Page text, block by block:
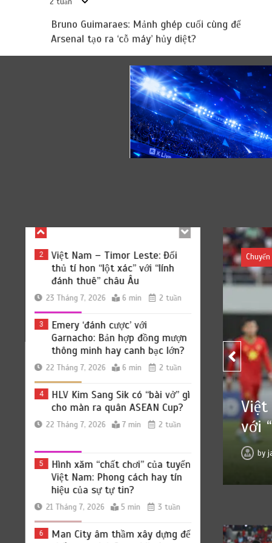
Bruno Guimaraes: Mảnh ghép cuối cùng để
Arsenal tạo ra ‘cỗ máy’ hủy diệt?
22 Tháng 7, 2026
Hình xăm “chất chơi” của tuyển
Việt Nam: Phong cách hay tín
hiệu của sự tự tin?
5 min 3 tuần
Man City âm thầm xây dựng đế
chế tương lai: Bouaddi và
những viên ngọc thô
7 min 3 tuần
23 Tháng 7, 2026 7 min 2 tuần
2
Việt Nam – Timor Leste: Đối
thủ tí hon “lột xác” với “lính
đánh thuê” châu Âu
23 Tháng 7, 2026 6 min 2 tuần
Emery ‘đánh cược’ với
Garnacho: Bản hợp đồng mượn
thông minh hay canh bạc lớn?
22 Tháng 7, 2026 6 min 2 tuần
4
HLV Kim Sang Sik có “bài vở” gì
cho màn ra quân ASEAN Cup?
22 Tháng 7, 2026 7 min 2 tuần
Hình xăm “chất chơi” của tuyển
Việt Nam: Phong cách hay tín
hiệu của sự tự tin?
21 Tháng 7, 2026 5 min 3 tuần
Man City âm thầm xây dựng đế
Đối thủ tí hon “lột xác”
châu Âu
6 min 2 tuần